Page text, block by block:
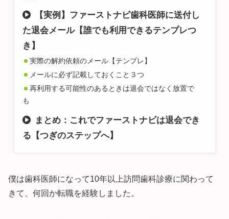
【実例】ファーストナビ歯科医師に送付し
た退会メール【誰でも利用できるテンプレつ
き】
実際の解約依頼のメール【テンプレ】
メールに必ず記載しておくこと３つ
再利用する可能性のあるときは退会ではなく放置で
も
まとめ：これでファーストナビは退会でき
る【つぎのステップへ】
僕は歯科医師になって10年以上訪問歯科診療に関わって
きて、何回か転職を経験しました。